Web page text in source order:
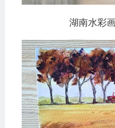
湖南水彩